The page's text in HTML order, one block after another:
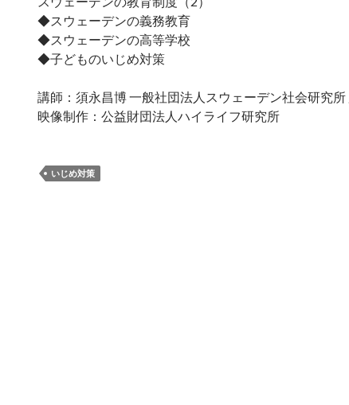
◆スウェーデンの義務教育
◆スウェーデンの高等学校
◆子どものいじめ対策
講師：須永昌博 一般社団法人スウェーデン社会研究所
映像制作：公益財団法人ハイライフ研究所
いじめ対策